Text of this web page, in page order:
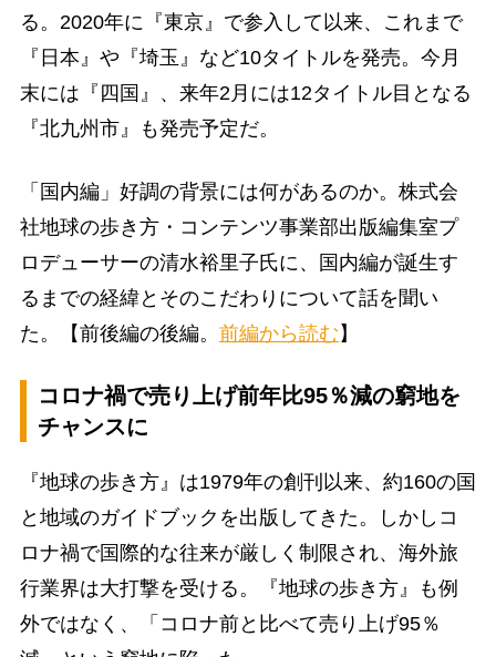
る。2020年に『東京』で参入して以来、これまで
『日本』や『埼玉』など10タイトルを発売。今月
末には『四国』、来年2月には12タイトル目となる
『北九州市』も発売予定だ。
「国内編」好調の背景には何があるのか。株式会
社地球の歩き方・コンテンツ事業部出版編集室プ
ロデューサーの清水裕里子氏に、国内編が誕生す
るまでの経緯とそのこだわりについて話を聞い
た。【前後編の後編。 前編から読む 】
コロナ禍で売り上げ前年比95％減の窮地を
チャンスに
『地球の歩き方』は1979年の創刊以来、約160の国
と地域のガイドブックを出版してきた。しかしコ
ロナ禍で国際的な往来が厳しく制限され、海外旅
行業界は大打撃を受ける。『地球の歩き方』も例
外ではなく、「コロナ前と比べて売り上げ95％